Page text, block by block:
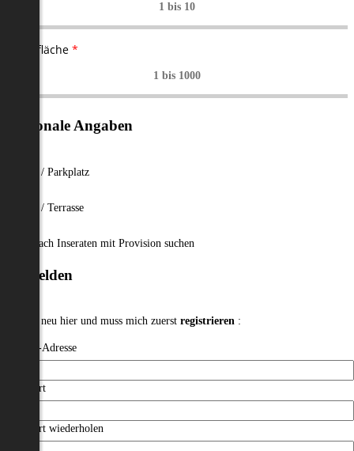
1 bis 10
Wohnfläche *
1 bis 1000
Optionale Angaben
Garage / Parkplatz
Balkon / Terrasse
Auch nach Inseraten mit Provision suchen
Anmelden
Ich bin neu hier und muss mich zuerst registrieren :
E-Mail-Adresse
Passwort
Passwort wiederholen